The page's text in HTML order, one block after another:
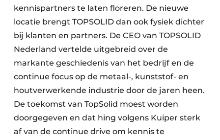
kennispartners te laten floreren. De nieuwe
locatie brengt TOPSOLID dan ook fysiek dichter
bij klanten en partners. De CEO van TOPSOLID
Nederland vertelde uitgebreid over de
markante geschiedenis van het bedrijf en de
continue focus op de metaal-, kunststof- en
houtverwerkende industrie door de jaren heen.
De toekomst van TopSolid moest worden
doorgegeven en dat hing volgens Kuiper sterk
af van de continue drive om kennis te